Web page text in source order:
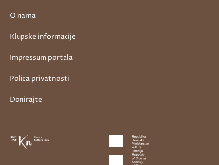
O nama
Klupske informacije
Impressum portala
Polica privatnosti
Donirajte